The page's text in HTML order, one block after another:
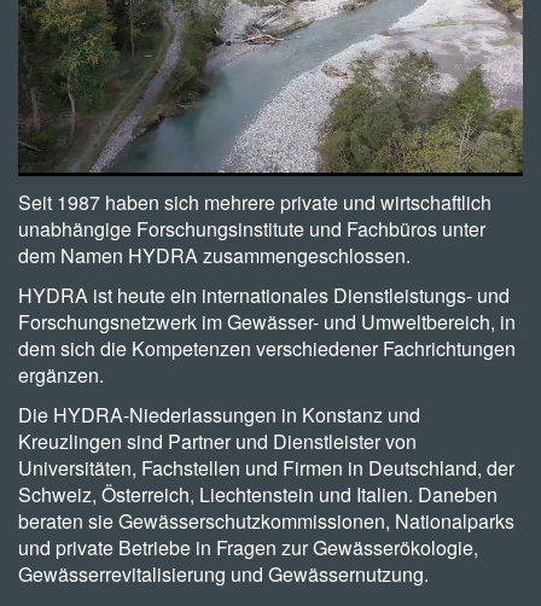
Seit 1987 haben sich mehrere private und wirtschaftlich
unabhängige Forschungsinstitute und Fachbüros unter
dem Namen HYDRA zusammengeschlossen.
​HYDRA ist heute ein internationales Dienstleistungs- und
Forschungsnetzwerk im Gewässer- und Umweltbereich, in
dem sich die Kompetenzen verschiedener Fachrichtungen
ergänzen.
Die HYDRA-Niederlassungen in Konstanz und
Kreuzlingen sind Partner und Dienstleister von
Universitäten, Fachstellen und Firmen in Deutschland, der
Schweiz, Österreich, Liechtenstein und Italien. Daneben
beraten sie Gewässerschutzkommissionen, Nationalparks
und private Betriebe in Fragen zur Gewässerökologie,
Gewässerrevitalisierung und Gewässernutzung.